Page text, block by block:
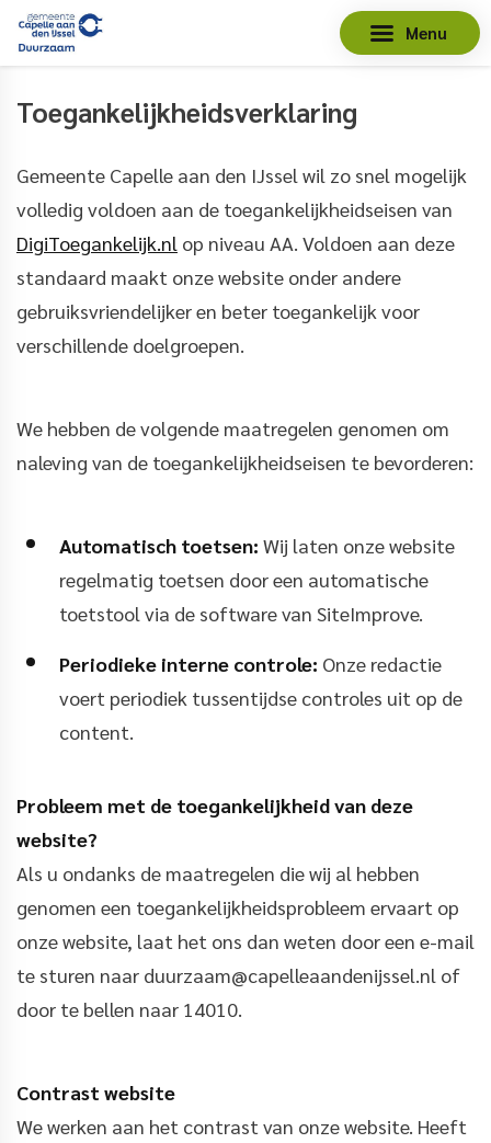
Menu
Toegankelijkheidsverklaring
Gemeente Capelle aan den IJssel wil zo snel mogelijk
volledig voldoen aan de toegankelijkheidseisen van
DigiToegankelijk.nl op niveau AA. Voldoen aan deze
standaard maakt onze website onder andere
gebruiksvriendelijker en beter toegankelijk voor
verschillende doelgroepen.
We hebben de volgende maatregelen genomen om
naleving van de toegankelijkheidseisen te bevorderen:
Automatisch toetsen: Wij laten onze website
regelmatig toetsen door een automatische
toetstool via de software van SiteImprove.
Periodieke interne controle: Onze redactie
voert periodiek tussentijdse controles uit op de
content.
Probleem met de toegankelijkheid van deze
website?
Als u ondanks de maatregelen die wij al hebben
genomen een toegankelijkheidsprobleem ervaart op
onze website, laat het ons dan weten door een e-mail
te sturen naar duurzaam@capelleaandenijssel.nl of
door te bellen naar 14010.
Contrast website
We werken aan het contrast van onze website. Heeft